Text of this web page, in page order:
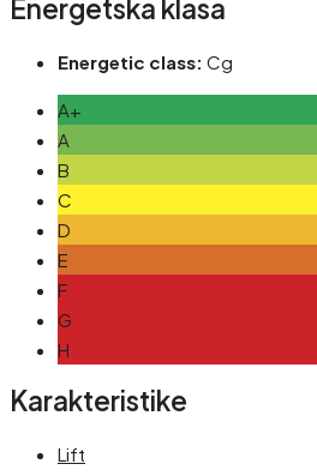
Energetska klasa
Energetic class: Cg
A+
A
B
C
D
E
F
G
H
Karakteristike
Lift